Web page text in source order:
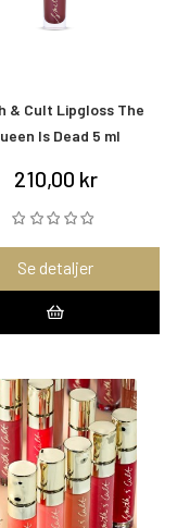
& Cult Lipgloss The
Is Dead 5 ml
210,00 kr
Se detaljer